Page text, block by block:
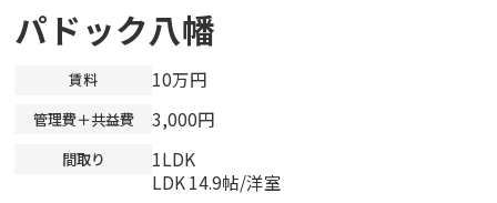
パドック八幡
賃料 10万円
管理費＋共益費 3,000円
間取り
1LDK
LDK 14.9帖/洋室